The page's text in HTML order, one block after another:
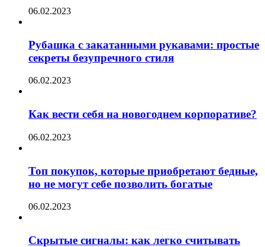
06.02.2023
Рубашка с закатанными рукавами: простые
секреты безупречного стиля
06.02.2023
Как вести себя на новогоднем корпоративе?
06.02.2023
Топ покупок, которые приобретают бедные,
но не могут себе позволить богатые
06.02.2023
Скрытые сигналы: как легко считывать